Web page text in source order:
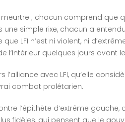
; chacun comprend que
une simple rixe, chacun a
LFI n’est ni violent, ni
l’Intérieur quelques jours avant
l’alliance avec LFI, qu’elle
combat prolétarien.
l’épithète d’extrême
fidèles, qui pensent que le